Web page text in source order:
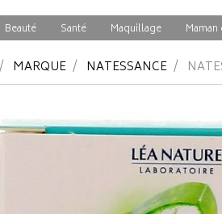
Beauté Santé Maquillage
MARQUE NATESSANCE